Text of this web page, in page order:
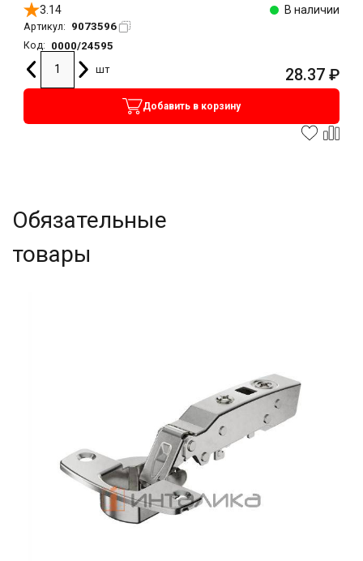
3.14
В наличии
Артикул: 9073596
Код:
0000/24595
шт
28.37 ₽
Добавить в корзину
Обязательные
товары